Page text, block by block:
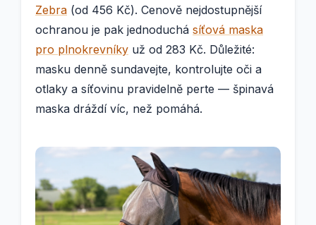
Zebra (od 456 Kč). Cenově nejdostupnější
ochranou je pak jednoduchá síťová maska
pro plnokrevníky už od 283 Kč. Důležité:
masku denně sundavejte, kontrolujte oči a
otlaky a síťovinu pravidelně perte — špinavá
maska dráždí víc, než pomáhá.